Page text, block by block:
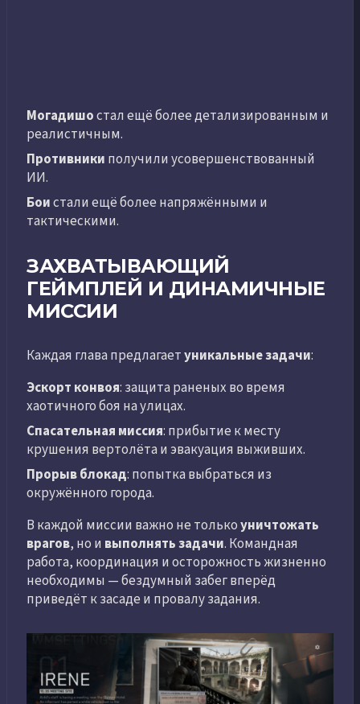
Могадишостал ещё более детализированным и
реалистичным.
Противники получили усовершенствованный
ИИ.
Боистали ещё более напряжёнными и
тактическими.
ЗАХВАТЫВАЮЩИЙ
ГЕЙМПЛЕЙ И ДИНАМИЧНЫЕ
МИССИИ
Каждая глава предлагаетуникальные задачи:
Эскорт конвоя: защита раненых во время
хаотичного боя на улицах.
Спасательная миссия: прибытие к месту
крушения вертолёта и эвакуация выживших.
Прорыв блокад: попытка выбраться из
окружённого города.
В каждой миссии важно не толькоуничтожать
врагов, но и выполнять задачи. Командная
работа, координация и осторожность жизненно
необходимы — бездумный забег вперёд
приведёт к засаде и провалу задания.